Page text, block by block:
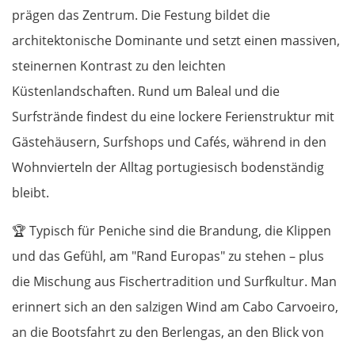
prägen das Zentrum. Die Festung bildet die
architektonische Dominante und setzt einen massiven,
steinernen Kontrast zu den leichten
Küstenlandschaften. Rund um Baleal und die
Surfstrände findest du eine lockere Ferienstruktur mit
Gästehäusern, Surfshops und Cafés, während in den
Wohnvierteln der Alltag portugiesisch bodenständig
bleibt.
🏆 Typisch für Peniche sind die Brandung, die Klippen
und das Gefühl, am "Rand Europas" zu stehen – plus
die Mischung aus Fischertradition und Surfkultur. Man
erinnert sich an den salzigen Wind am Cabo Carvoeiro,
an die Bootsfahrt zu den Berlengas, an den Blick von